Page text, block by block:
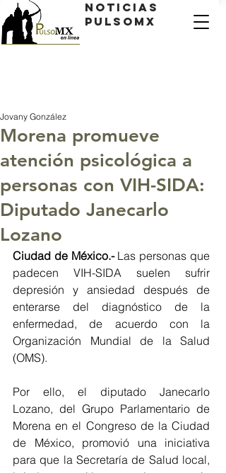
Noticias
PulsoMX
Morena promueve
atención psicológica a
personas con VIH-SIDA:
Diputado Janecarlo
Lozano
Jovany González
Ciudad de México.- Las personas que
padecen VIH-SIDA suelen sufrir
depresión y ansiedad después de
enterarse del diagnóstico de la
enfermedad, de acuerdo con la
Organización Mundial de la Salud
(OMS).
Por ello, el diputado Janecarlo
Lozano, del Grupo Parlamentario de
Morena en el Congreso de la Ciudad
de México, promovió una iniciativa
para que la Secretaría de Salud local,